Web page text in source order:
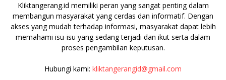
Kliktangerang.id memiliki peran yang sangat penting dalam
membangun masyarakat yang cerdas dan informatif. Dengan
akses yang mudah terhadap informasi, masyarakat dapat lebih
memahami isu-isu yang sedang terjadi dan ikut serta dalam
proses pengambilan keputusan.
Hubungi kami: kliktangerangid@gmail.com